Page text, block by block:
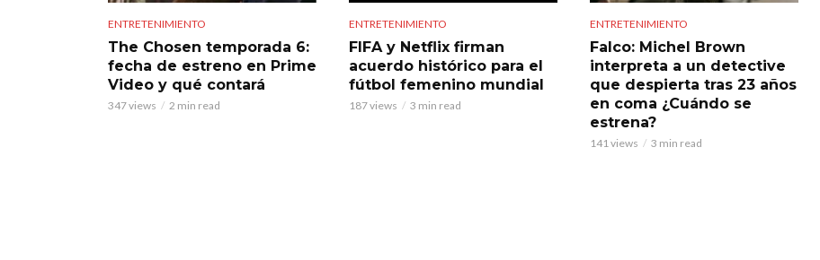
ENTRETENIMIENTO
The Chosen temporada 6:
fecha de estreno en Prime
Video y qué contará
347 views 2 min read
ENTRETENIMIENTO
FIFA y Netflix firman
acuerdo histórico para el
fútbol femenino mundial
187 views 3 min read
ENTRETENIMIENTO
Falco: Michel Brown
interpreta a un detective
que despierta tras 23 años
en coma ¿Cuándo se
estrena?
141 views 3 min read